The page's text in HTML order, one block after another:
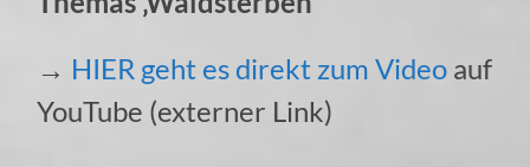
→ HIER geht es direkt zum Video auf
YouTube (externer Link)